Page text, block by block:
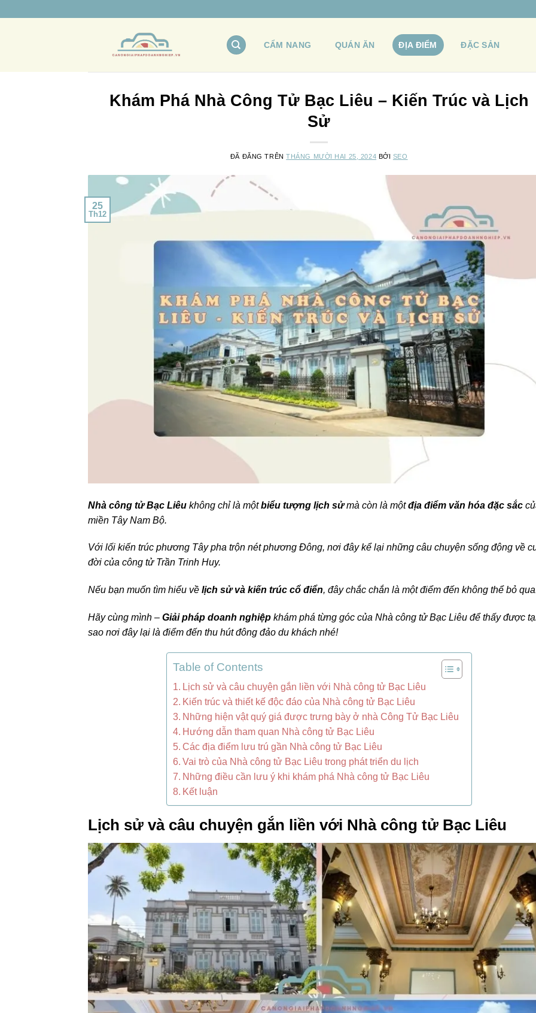
CẨM NANG QUÁN ĂN ĐỊA ĐIỂM ĐẶC SẢN
Khám Phá Nhà Công Tử Bạc Liêu – Kiến Trúc và Lịch
Sử
ĐÃ ĐĂNG TRÊNTHÁNG MƯỜI HAI 25, 2024 BỞI SEO
25
Th12
Nhà công tử Bạc Liêu không chỉ là mộtbiểu tượng lịch sửmà còn là mộtđịa điểm văn hóa đặc sắc
miền Tây Nam Bộ.
Với lối kiến trúc phương Tây pha trộn nét phương Đông, nơi đây kể lại những câu chuyện sống động về
đời của công tử Trần Trinh Huy.
Nếu bạn muốn tìm hiểu về lịch sử và kiến trúc cổ điển, đây chắc chắn là một điểm đến không thể bỏ
Hãy cùng mình – Giải pháp doanh nghiệp khám phá từng góc của Nhà công tử Bạc Liêu để thấy được
sao nơi đây lại là điểm đến thu hút đông đảo du khách nhé!
Table of Contents
Lịch sử và câu chuyện gắn liền với Nhà công tử Bạc Liêu
Kiến trúc và thiết kế độc đáo của Nhà công tử Bạc Liêu
Những hiện vật quý giá được trưng bày ở nhà Công Tử Bạc Liêu
Hướng dẫn tham quan Nhà công tử Bạc Liêu
Các địa điểm lưu trú gần Nhà công tử Bạc Liêu
Vai trò của Nhà công tử Bạc Liêu trong phát triển du lịch
Những điều cần lưu ý khi khám phá Nhà công tử Bạc Liêu
Kết luận
Lịch sử và câu chuyện gắn liền với Nhà công tử Bạc Liêu